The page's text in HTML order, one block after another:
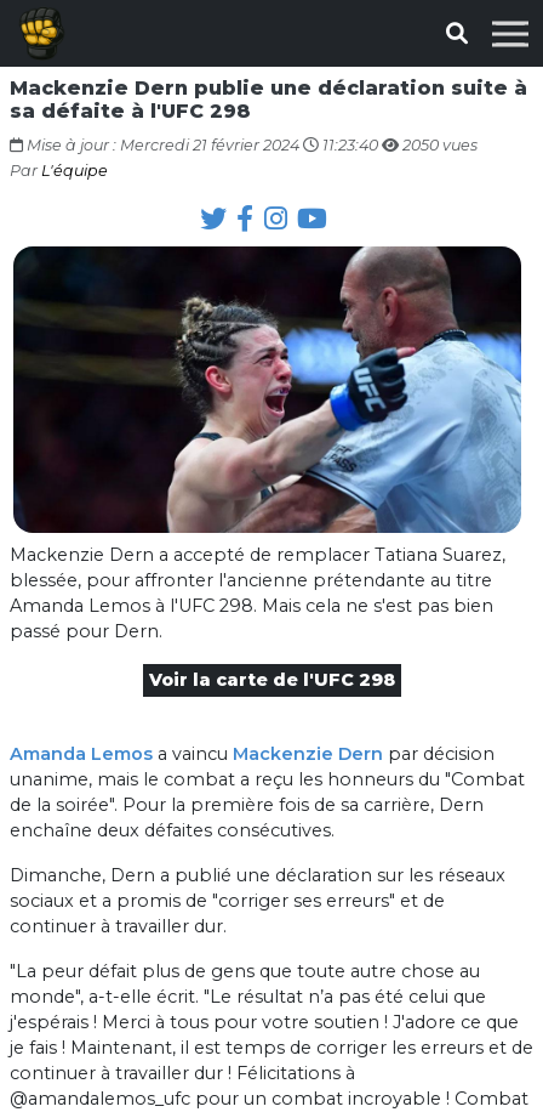
Mackenzie Dern publie une déclaration suite à
sa défaite à l'UFC 298
Mise à jour : Mercredi 21 février 2024 11:23:40
2050 vues
Par L'équipe
Mackenzie Dern a accepté de remplacer Tatiana Suarez,
blessée, pour affronter l'ancienne prétendante au titre
Amanda Lemos à l'UFC 298. Mais cela ne s'est pas bien
passé pour Dern.
Voir la carte de l'UFC 298
Amanda Lemos a vaincu Mackenzie Dern par décision
unanime, mais le combat a reçu les honneurs du "Combat
de la soirée". Pour la première fois de sa carrière, Dern
enchaîne deux défaites consécutives.
Dimanche, Dern a publié une déclaration sur les réseaux
sociaux et a promis de "corriger ses erreurs" et de
continuer à travailler dur.
"La peur défait plus de gens que toute autre chose au
monde", a-t-elle écrit. "Le résultat n’a pas été celui que
j'espérais ! Merci à tous pour votre soutien ! J'adore ce que
je fais ! Maintenant, il est temps de corriger les erreurs et de
continuer à travailler dur ! Félicitations à
@amandalemos_ufc pour un combat incroyable ! Combat